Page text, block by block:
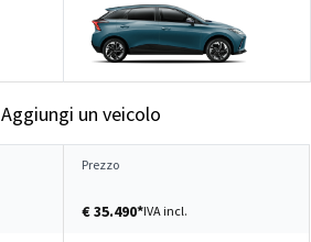
Aggiungi un veicolo
Prezzo
€ 35.490*IVA incl.